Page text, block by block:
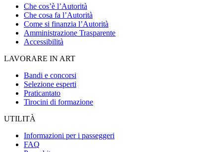
Che cos’è l’Autorità
Che cosa fa l’Autorità
Come si finanzia l’Autorità
Amministrazione Trasparente
Accessibilità
LAVORARE IN ART
Bandi e concorsi
Selezione esperti
Praticantato
Tirocini di formazione
UTILITÀ
Informazioni per i passeggeri
FAQ